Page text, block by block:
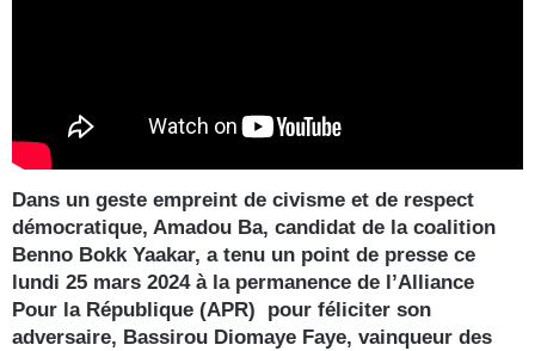
Dans un geste empreint de civisme et de respect
démocratique, Amadou Ba, candidat de la coalition
Benno Bokk Yaakar, a tenu un point de presse ce
lundi 25 mars 2024 à la permanence de l’Alliance
Pour la République (APR) pour féliciter son
adversaire, Bassirou Diomaye Faye, vainqueur des